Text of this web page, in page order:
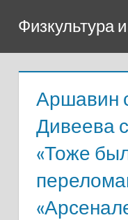
содержимому
Физкультура
Аршавин
Дивеева
«Тоже